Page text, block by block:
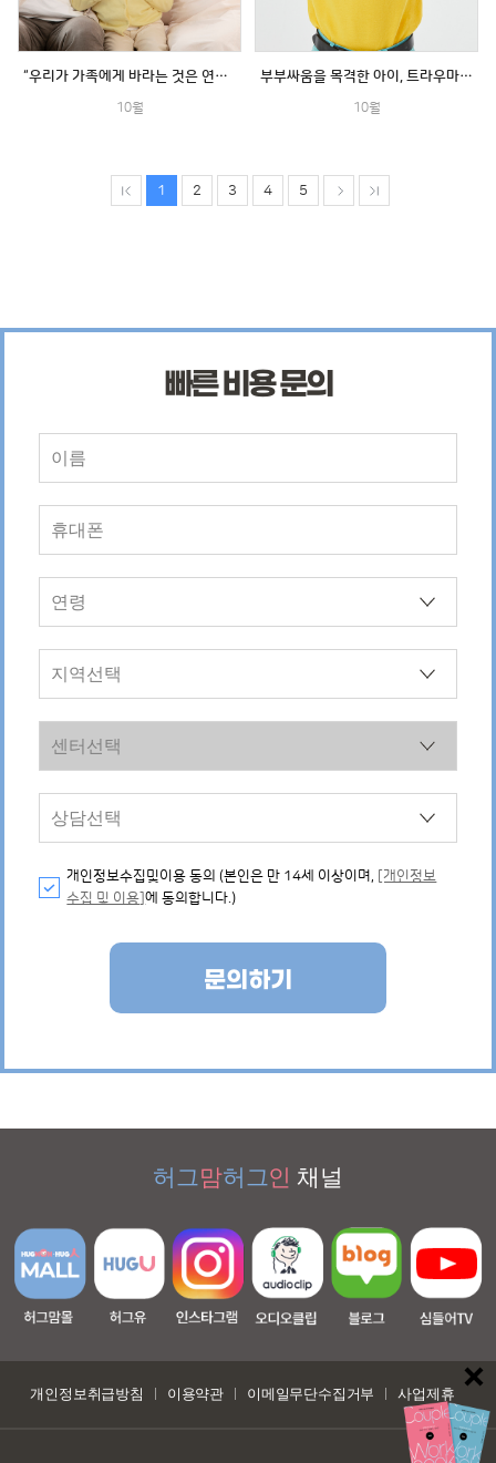
“우리가 가족에게 바라는 것은 연결감입니다”
10월
부부싸움을 목격한 아이, 트라우마는 없을까?
10월
1 2 3 4 5
빠른 비용 문의
개인정보수집및이용 동의 (본인은 만 14세 이상이며,
[개인정보
수집 및 이용]에 동의합니다.)
문의하기
허그맘허그인 채널
개인정보취급방침 이용약관 이메일무단수집거부 사업제휴